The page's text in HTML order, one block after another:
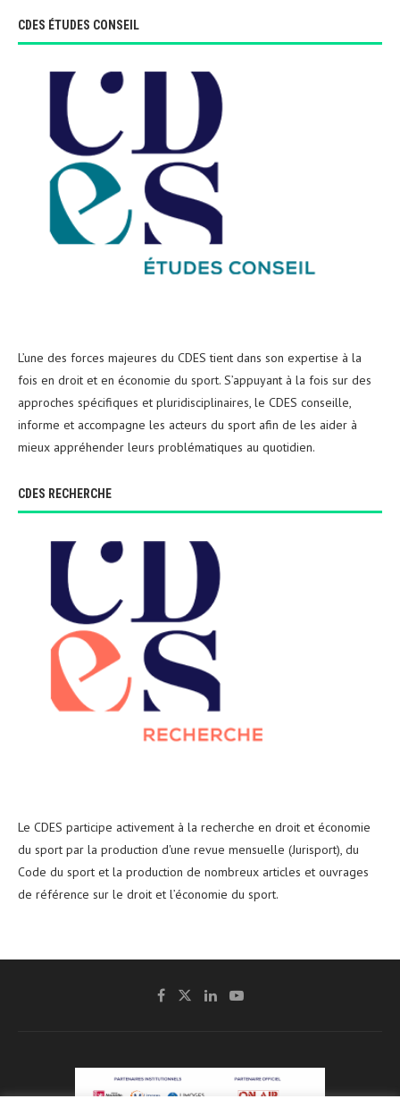
CDES ÉTUDES CONSEIL
L’une des forces majeures du CDES tient dans son expertise à la
fois en droit et en économie du sport. S’appuyant à la fois sur des
approches spécifiques et pluridisciplinaires, le CDES conseille,
informe et accompagne les acteurs du sport afin de les aider à
mieux appréhender leurs problématiques au quotidien.
CDES RECHERCHE
Le CDES participe activement à la recherche en droit et économie
du sport par la production d'une revue mensuelle (Jurisport), du
Code du sport et la production de nombreux articles et ouvrages
de référence sur le droit et l’économie du sport.